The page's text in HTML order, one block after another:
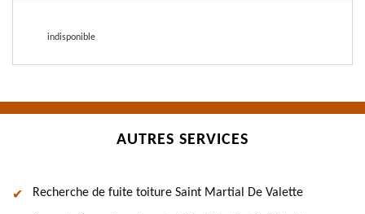
indisponible
AUTRES SERVICES
Recherche de fuite toiture Saint Martial De Valette